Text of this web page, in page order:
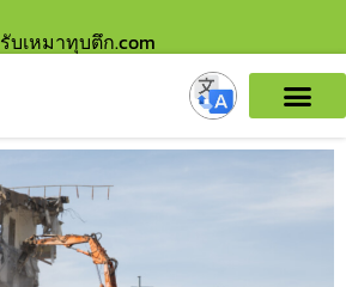
รับเหมาทุบตึก.com